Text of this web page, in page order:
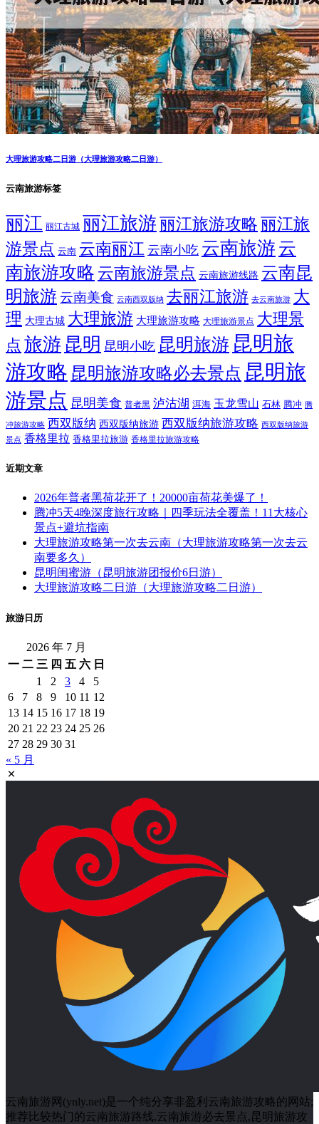
大理旅游攻略二日游（大理旅游攻略二日游）
云南旅游标签
丽江 丽江古城 丽江旅游 丽江旅游攻略 丽江旅
游景点 云南 云南丽江 云南小吃 云南旅游 云
南旅游攻略 云南旅游景点 云南旅游线路 云南昆
明旅游 云南美食 云南西双版纳 去丽江旅游 去云南旅游 大
理 大理古城 大理旅游 大理旅游攻略 大理旅游景点 大理景
点 旅游 昆明 昆明小吃 昆明旅游 昆明旅
游攻略 昆明旅游攻略必去景点 昆明旅
游景点 昆明美食 普者黑 泸沽湖 洱海 玉龙雪山 石林 腾冲 腾
冲旅游攻略 西双版纳 西双版纳旅游 西双版纳旅游攻略 西双版纳旅游
景点 香格里拉 香格里拉旅游 香格里拉旅游攻略
近期文章
2026年普者黑荷花开了！20000亩荷花美爆了！
腾冲5天4晚深度旅行攻略｜四季玩法全覆盖！11大核心
景点+避坑指南
大理旅游攻略第一次去云南（大理旅游攻略第一次去云
南要多久）
昆明闺蜜游（昆明旅游团报价6日游）
大理旅游攻略二日游（大理旅游攻略二日游）
旅游日历
2026 年 7 月
一 二 三 四 五 六 日
1
2 3 4
5
6
7 8 9 10 11 12
13 14 15 16 17 18 19
20 21 22 23 24 25 26
27 28 29 30 31
« 5 月
云南旅游网(ynly.net)是一个纯分享非盈利云南旅游攻略的网站;
推荐比较热门的云南旅游路线,云南旅游必去景点,昆明旅游攻